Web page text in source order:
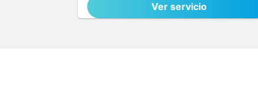
Ver servicio